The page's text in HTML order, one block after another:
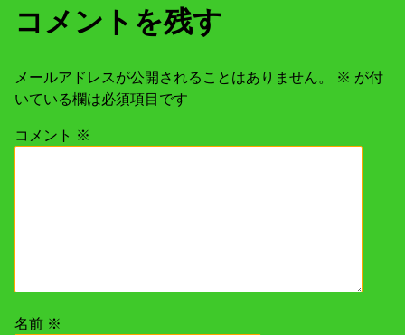
コメントを残す
メールアドレスが公開されることはありません。 ※ が付
いている欄は必須項目です
コメント ※
名前 ※